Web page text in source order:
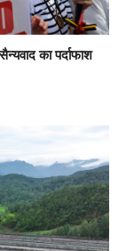
का पर्दाफाश